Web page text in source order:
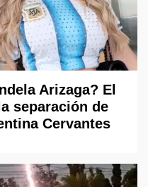
Arizaga? El
separación de
Cervantes